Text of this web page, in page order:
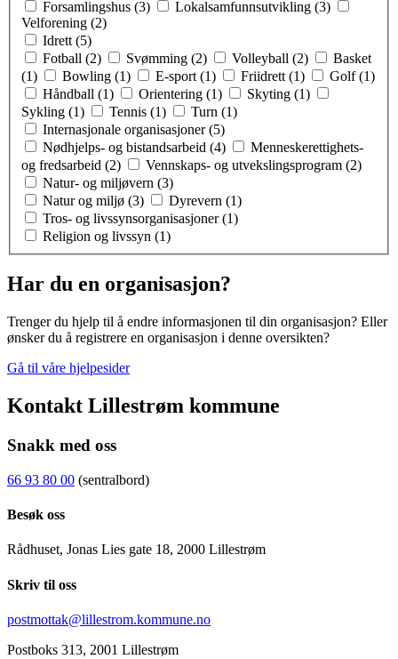
Forsamlingshus (3)
Lokalsamfunnsutvikling (3)
Velforening (2)
Idrett (5)
Fotball (2)
Svømming (2) Volleyball (2)
Basket
(1)
Bowling (1) E-sport (1) Friidrett (1)
Golf (1)
Håndball (1)
Orientering (1)
Skyting (1)
Sykling (1)
Tennis (1)
Turn (1)
Internasjonale organisasjoner (5)
Nødhjelps- og bistandsarbeid (4)
Menneskerettighets-
og fredsarbeid (2)
Vennskaps- og utvekslingsprogram (2)
Natur- og miljøvern (3)
Natur og miljø (3)
Dyrevern (1)
Tros- og livssynsorganisasjoner (1)
Religion og livssyn (1)
Har du en organisasjon?
Trenger du hjelp til å endre informasjonen til din organisasjon? Eller
ønsker du å registrere en organisasjon i denne oversikten?
Gå til våre hjelpesider
Kontakt Lillestrøm kommune
Snakk med oss
66 93 80 00 (sentralbord)
Besøk oss
Rådhuset, Jonas Lies gate 18, 2000 Lillestrøm
Skriv til oss
postmottak@lillestrom.kommune.no
Postboks 313, 2001 Lillestrøm